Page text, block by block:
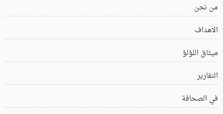
من نحن
الاهداف
ميثاق اللؤلؤ
التقارير
في الصحافة